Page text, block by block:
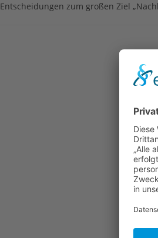
Entscheidungen zum großen Ziel